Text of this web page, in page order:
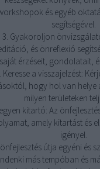
és egyéb
segítségével.
3. Gyakoroljon
és önreflexió
saját érzéseit, gondolatait,
Keresse a visszajelzést:
hogy hol van helye
milyen területeken
kitartó: Az
amely kitartást és
igényel.
útja egyéni és
más tempóban és